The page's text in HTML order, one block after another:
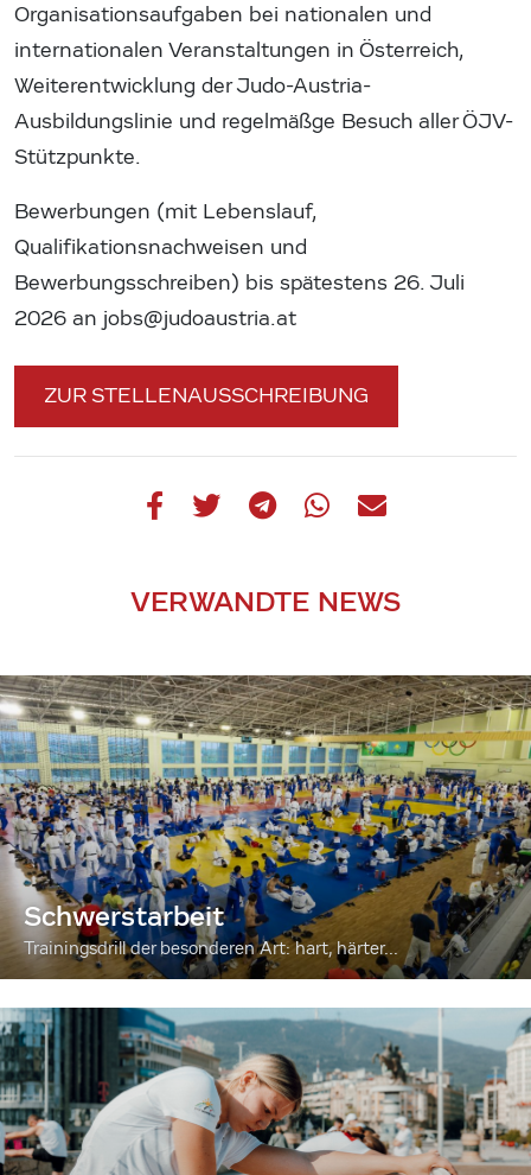
Organisationsaufgaben bei nationalen und
internationalen Veranstaltungen in Österreich,
Weiterentwicklung der Judo-Austria-
Ausbildungslinie und regelmäßge Besuch aller ÖJV-
Stützpunkte.
Bewerbungen (mit Lebenslauf,
Qualifikationsnachweisen und
Bewerbungsschreiben) bis spätestens 26. Juli
2026 an jobs@judoaustria.at
ZUR STELLENAUSSCHREIBUNG
VERWANDTE NEWS
Schwerstarbeit
Trainingsdrill der besonderen Art: hart, härter...